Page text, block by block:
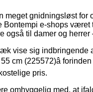
meget gnidningsløst
Bontempi e-shops
også til damer og
vise sig indbringende
cm (225572)â
pris.
omhyggelig med, at